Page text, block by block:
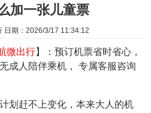
加一张儿童票
日期：2026/3/17 11:34:12
微出行】：预订机票省时省心，
成人陪伴乘机， 专属客服咨询
赶不上变化，本来大人的机